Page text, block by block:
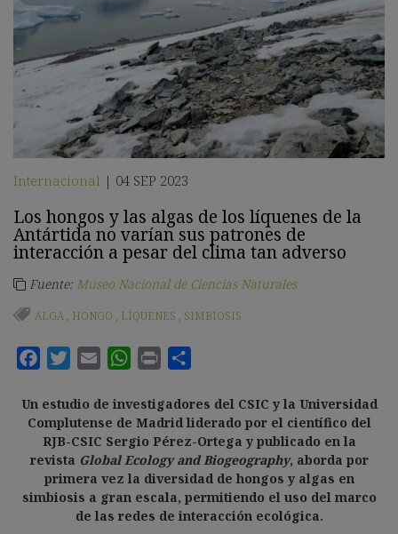
Internacional | 04 SEP 2023
Los hongos y las algas de los líquenes de la
Antártida no varían sus patrones de
interacción a pesar del clima tan adverso
Fuente: Museo Nacional de Ciencias Naturales
ALGA, HONGO , LÍQUENES , SIMBIOSIS
Un estudio de investigadores del CSIC y la Universidad
Complutense de Madrid liderado por el científico del
RJB-CSIC Sergio Pérez-Ortega y publicado en la
revista Global Ecology and Biogeography, aborda por
primera vez la diversidad de hongos y algas en
simbiosis a gran escala, permitiendo el uso del marco
de las redes de interacción ecológica.